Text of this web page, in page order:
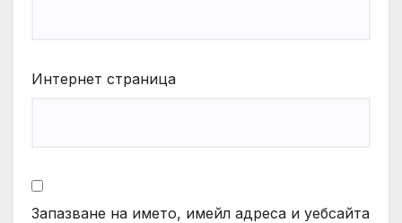
Интернет страница
Запазване на името, имейл адреса и уебсайта